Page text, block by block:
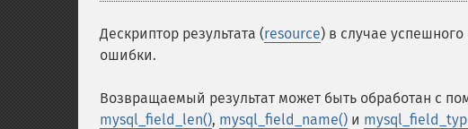
Дескриптор результата (resource) в случае
ошибки.
Возвращаемый результат может быть обработан с
mysql_field_len(), mysql_field_name() и